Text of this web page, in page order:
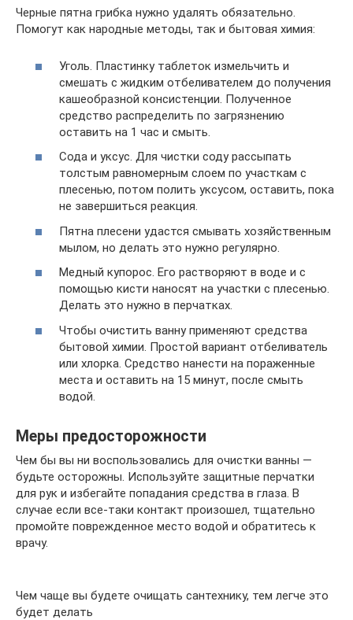
Черные пятна грибка нужно удалять обязательно.
Помогут как народные методы, так и бытовая химия:
Уголь. Пластинку таблеток измельчить и
смешать с жидким отбеливателем до получения
кашеобразной консистенции. Полученное
средство распределить по загрязнению
оставить на 1 час и смыть.
Сода и уксус. Для чистки соду рассыпать
толстым равномерным слоем по участкам с
плесенью, потом полить уксусом, оставить, пока
не завершиться реакция.
Пятна плесени удастся смывать хозяйственным
мылом, но делать это нужно регулярно.
Медный купорос. Его растворяют в воде и с
помощью кисти наносят на участки с плесенью.
Делать это нужно в перчатках.
Чтобы очистить ванну применяют средства
бытовой химии. Простой вариант отбеливатель
или хлорка. Средство нанести на пораженные
места и оставить на 15 минут, после смыть
водой.
Меры предосторожности
Чем бы вы ни воспользовались для очистки ванны —
будьте осторожны. Используйте защитные перчатки
для рук и избегайте попадания средства в глаза. В
случае если все-таки контакт произошел, тщательно
промойте поврежденное место водой и обратитесь к
врачу.
Чем чаще вы будете очищать сантехнику, тем легче это
будет делать